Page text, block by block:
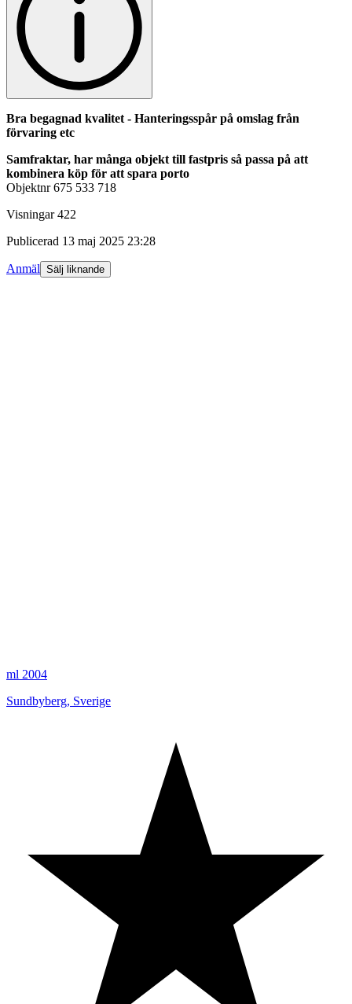
Bra begagnad kvalitet - Hanteringsspår på omslag från
förvaring etc
Samfraktar, har många objekt till fastpris så passa på att
kombinera köp för att spara porto
Objektnr 675 533 718
Visningar 422
Publicerad 13 maj 2025 23:28
Anmäl Sälj liknande
ml 2004
Sundbyberg, Sverige